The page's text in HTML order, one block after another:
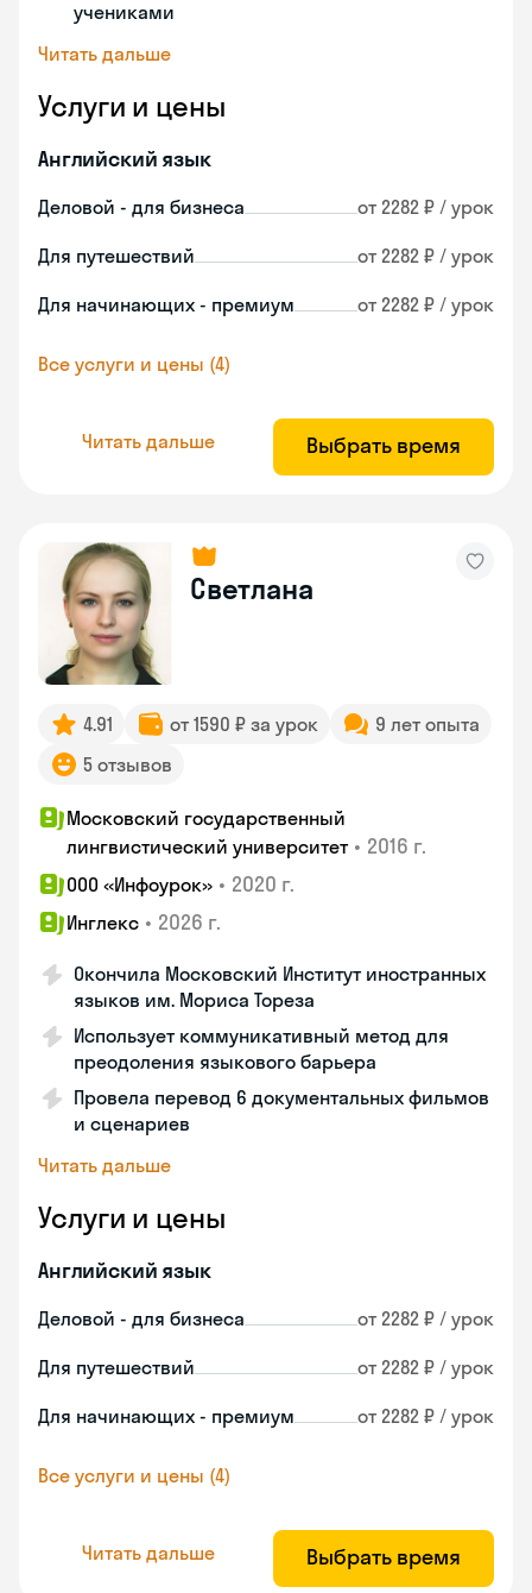
учениками
Читать дальше
Услуги и цены
Английский язык
Деловой - для бизнеса от 2282 ₽ / урок
Для путешествий от 2282 ₽ / урок
Для начинающих - премиум от 2282 ₽ / урок
Все услуги и цены (4)
Читать дальше Выбрать время
Светлана
4.91 от 1590 ₽ за урок
9 лет опыта
5 отзывов
Московский государственный
лингвистический университет • 2016 г.
ООО «Инфоурок» • 2020 г.
Инглекс • 2026 г.
Окончила Московский Институт иностранных
языков им. Мориса Тореза
Использует коммуникативный метод для
преодоления языкового барьера
Провела перевод 6 документальных фильмов
и сценариев
Читать дальше
Услуги и цены
Английский язык
Деловой - для бизнеса от 2282 ₽ / урок
Для путешествий от 2282 ₽ / урок
Для начинающих - премиум от 2282 ₽ / урок
Все услуги и цены (4)
Читать дальше Выбрать время